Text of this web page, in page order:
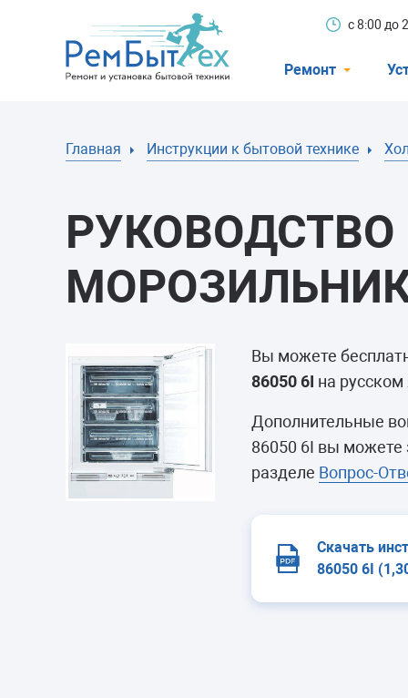
с 8:00 до
Ремонт
Стиральные
Телевизоры
Варочные
Духовные
Сушильные
Главная Инструкции к бытовой технике
Вы можете
86050 6I на
Дополнительные
86050 6I вы можете
разделе Вопрос-
Скачать
86050 6I